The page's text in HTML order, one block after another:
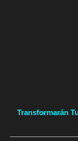
Transformarán